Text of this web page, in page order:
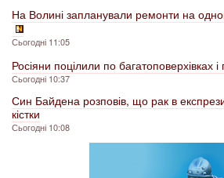
На Волині запланували ремонти на
Сьогодні 11:05
Росіяни поцілили по багатоповерхівках і
Сьогодні 10:37
Син Байдена розповів, що рак в
кістки
Сьогодні 10:08